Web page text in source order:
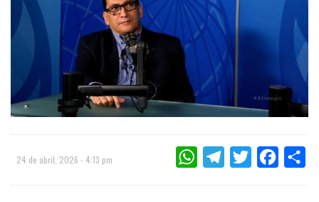
24 de abril, 2026 - 4:13 pm WHATSAPPTELEGRAMTWITTER